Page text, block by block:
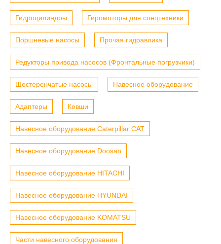
Гидроцилиндры Гиромоторы для спецтехники
Поршневые насосы Прочая гидравлика
Редукторы привода насосов (Фронтальные погрузчики)
Шестеренчатые насосы Навесное оборудование
Адаптеры Ковши
Навесное оборудование Caterpillar CAT
Навесное оборудование Doosan
Навесное оборудование HITACHI
Навесное оборудование HYUNDAI
Навесное оборудование KOMATSU
Части навесного оборудования